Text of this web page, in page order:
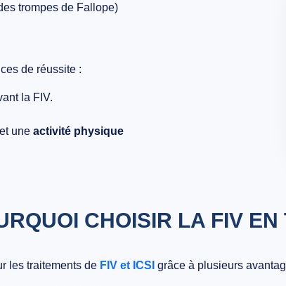
trompes de Fallope)
de réussite :
la FIV.
et une activité physique
CHOISIR LA FIV EN
les traitements de FIV et ICSI grâce à plusieurs